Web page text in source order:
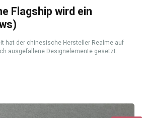
Flagship wird ein
hat der chinesische Hersteller Realme auf
ausgefallene Designelemente gesetzt.